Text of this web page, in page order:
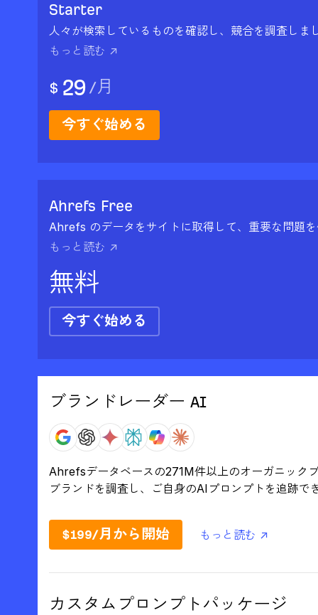
Starter
人々が検索しているものを確認し、競合を調査しま
もっと読む ↗
$ 29 /月
今すぐ始める
Ahrefs Free
Ahrefs のデータをサイトに取得して、重要な問題
もっと読む ↗
無料
今すぐ始める
ブランドレーダー AI
Ahrefsデータベースの271M件以上のオーガニック
ブランドを調査し、ご自身のAIプロンプトを追跡で
$199/月から開始 もっと読む ↗
カスタムプロンプトパッケージ